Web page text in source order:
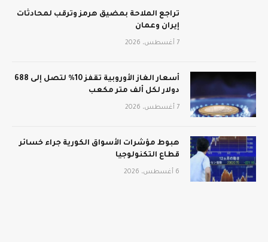
تراجع الملاحة بمضيق هرمز وترقب لمحادثات
إيران وعمان
7 أغسطس، 2026
أسعار الغاز الأوروبية تقفز 10% لتصل إلى 688
دولار لكل ألف متر مكعب
7 أغسطس، 2026
هبوط مؤشرات الأسواق الكورية جراء خسائر
قطاع التكنولوجيا
6 أغسطس، 2026